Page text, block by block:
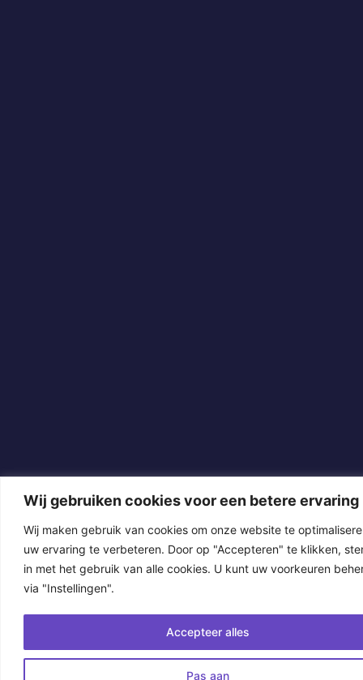
Wij gebruiken cookies voor een betere ervaring
Wij maken gebruik van cookies om onze website te
uw ervaring te verbeteren. Door op "Accepteren" te klikken,
in met het gebruik van alle cookies. U kunt uw voorkeuren
via "Instellingen".
Pas aan
Accepteer alles